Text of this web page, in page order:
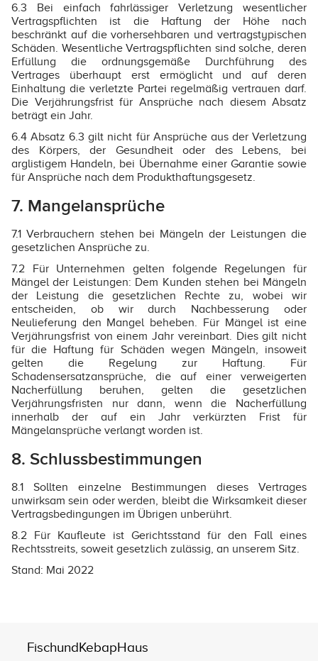
6.3 Bei einfach fahrlässiger Verletzung wesentlicher
Vertragspflichten ist die Haftung der Höhe nach
beschränkt auf die vorhersehbaren und vertragstypischen
Schäden. Wesentliche Vertragspflichten sind solche, deren
Erfüllung die ordnungsgemäße Durchführung des
Vertrages überhaupt erst ermöglicht und auf deren
Einhaltung die verletzte Partei regelmäßig vertrauen darf.
Die Verjährungsfrist für Ansprüche nach diesem Absatz
beträgt ein Jahr.
6.4 Absatz 6.3 gilt nicht für Ansprüche aus der Verletzung
des Körpers, der Gesundheit oder des Lebens, bei
arglistigem Handeln, bei Übernahme einer Garantie sowie
für Ansprüche nach dem Produkthaftungsgesetz.
7. Mangelansprüche
7.1 Verbrauchern stehen bei Mängeln der Leistungen die
gesetzlichen Ansprüche zu.
7.2 Für Unternehmen gelten folgende Regelungen für
Mängel der Leistungen: Dem Kunden stehen bei Mängeln
der Leistung die gesetzlichen Rechte zu, wobei wir
entscheiden, ob wir durch Nachbesserung oder
Neulieferung den Mangel beheben. Für Mängel ist eine
Verjährungsfrist von einem Jahr vereinbart. Dies gilt nicht
für die Haftung für Schäden wegen Mängeln, insoweit
gelten die Regelung zur Haftung. Für
Schadensersatzansprüche, die auf einer verweigerten
Nacherfüllung beruhen, gelten die gesetzlichen
Verjährungsfristen nur dann, wenn die Nacherfüllung
innerhalb der auf ein Jahr verkürzten Frist für
Mängelansprüche verlangt worden ist.
8. Schlussbestimmungen
8.1 Sollten einzelne Bestimmungen dieses Vertrages
unwirksam sein oder werden, bleibt die Wirksamkeit dieser
Vertragsbedingungen im Übrigen unberührt.
8.2 Für Kaufleute ist Gerichtsstand für den Fall eines
Rechtsstreits, soweit gesetzlich zulässig, an unserem Sitz.
Stand: Mai 2022
FischundKebapHaus